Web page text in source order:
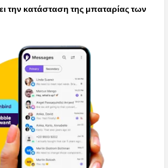
την κατάσταση της μπαταρίας των